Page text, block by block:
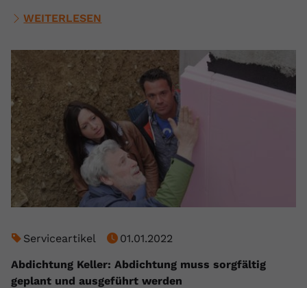
WEITERLESEN
Serviceartikel
01.01.2022
Abdichtung Keller: Abdichtung muss sorgfältig
geplant und ausgeführt werden
Zweck
Videopräferenzen des Nutzers zu